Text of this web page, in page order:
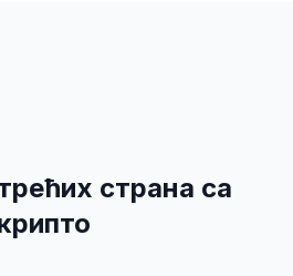
страна са